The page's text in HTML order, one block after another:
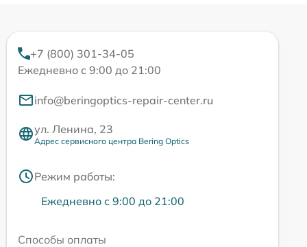
+7 (800) 301-34-05
Ежедневно с 9:00 до 21:00
info@beringoptics-repair-center.ru
ул. Ленина, 23
Адрес сервисного центра Bering Optics
Режим работы:
Ежедневно с 9:00 до 21:00
Способы оплаты